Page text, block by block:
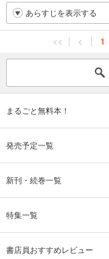
あらすじを表示する
<< < 1
まるごと無料本！
発売予定一覧
新刊・続巻一覧
特集一覧
書店員おすすめレビュー